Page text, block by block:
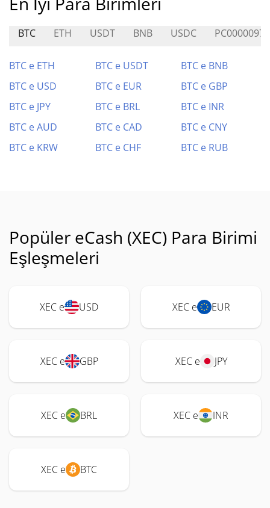
BTC ETH USDT BNB USDC PC0000097
BTC e ETH BTC e USDT
BTC e BNB
BTC e USD
BTC e EUR
BTC e GBP
BTC e JPY
BTC e BRL
BTC e INR
BTC e AUD
BTC e CAD
BTC e CNY
BTC e KRW
BTC e CHF BTC e RUB
Popüler eCash (XEC) Para Birimi
Eşleşmeleri
XEC e USD XEC e EUR
XEC e GBP XEC e JPY
XEC e BRL XEC e INR
XEC e BTC